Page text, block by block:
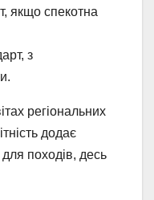
якщо спекотна
з
регіональних
додає
походів, десь